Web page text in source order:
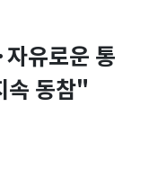
유로운 통
속 동참"